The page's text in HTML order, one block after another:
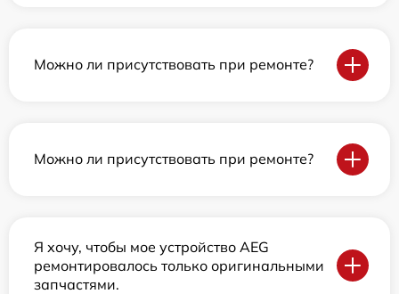
Можно ли присутствовать при ремонте?
Можно ли присутствовать при ремонте?
Я хочу, чтобы мое устройство AEG
ремонтировалось только оригинальными
запчастями.